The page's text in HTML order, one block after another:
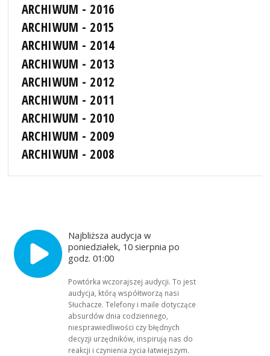
ARCHIWUM - 2016
ARCHIWUM - 2015
ARCHIWUM - 2014
ARCHIWUM - 2013
ARCHIWUM - 2012
ARCHIWUM - 2011
ARCHIWUM - 2010
ARCHIWUM - 2009
ARCHIWUM - 2008
Najbliższa audycja w
poniedziałek, 10 sierpnia po
godz. 01:00
Powtórka wczorajszej audycji. To jest
audycja, którą współtworzą nasi
Słuchacze. Telefony i maile dotyczące
absurdów dnia codziennego,
niesprawiedliwości czy błędnych
decyzji urzędników, inspirują nas do
reakcji i czynienia życia łatwiejszym.